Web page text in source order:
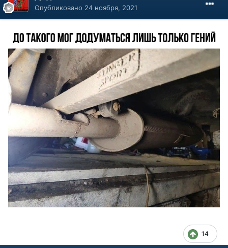
Опубликовано 24 ноября, 2021
14